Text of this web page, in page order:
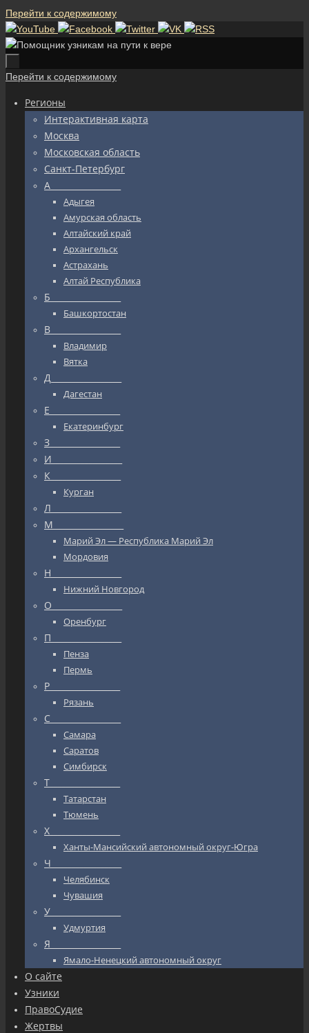
Перейти к содержимому
Перейти к содержимому
Регионы
Интерактивная карта
Москва
Московская область
Санкт-Петербург
А_________________
Адыгея
Амурская область
Алтайский край
Архангельск
Астрахань
Алтай Республика
Б_________________
Башкортостан
В_________________
Владимир
Вятка
Д_________________
Дагестан
Е_________________
Екатеринбург
З_________________
И_________________
К_________________
Курган
Л_________________
М_________________
Марий Эл — Республика Марий Эл
Мордовия
Н_________________
Нижний Новгород
О_________________
Оренбург
П_________________
Пенза
Пермь
Р_________________
Рязань
С_________________
Самара
Саратов
Симбирск
Т_________________
Татарстан
Тюмень
Х_________________
Ханты-Мансийский автономный округ-Югра
Ч_________________
Челябинск
Чувашия
У_________________
Удмуртия
Я_________________
Ямало-Ненецкий автономный округ
О сайте
Узники
ПравоСудие
Жертвы